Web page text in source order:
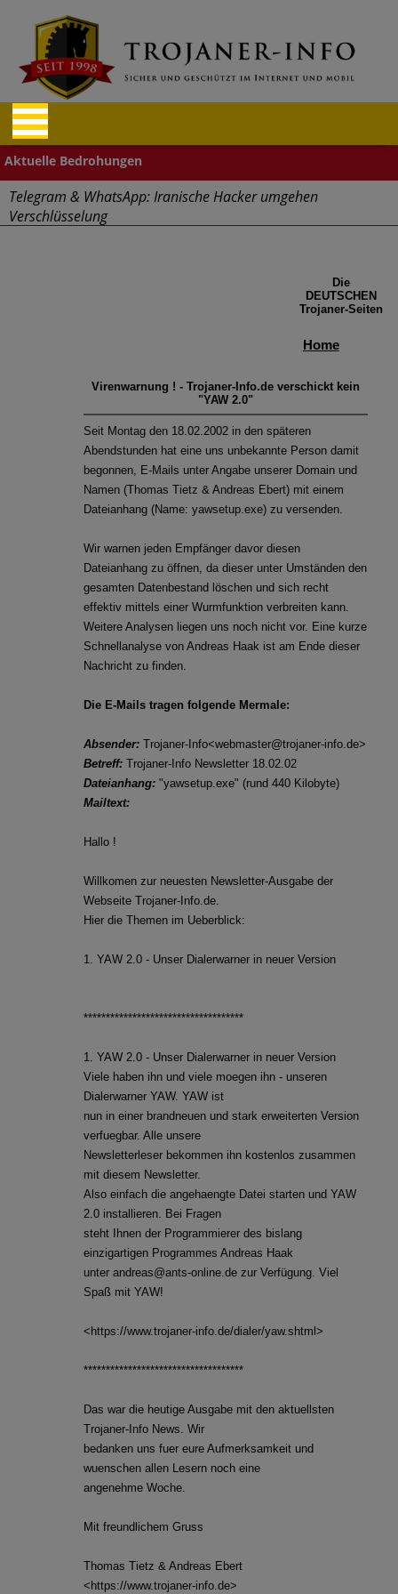
Telegram & WhatsApp: Iranische Hacker umgehen
Verschlüsselung
Cyberangriffe – Finanz- und Reisebranche betroffen
Phishing-Mails im Namen der Personalabteilung
Corona-Warn-Apps im Fokus
Zielgerichtete Attacken: Zero-Day-Exploits im Betriebssystem
von Windows und im Internet Explorer
Neue Studie zeigt: Gefährlicher Leichtsinn im Umgang mit
Bürodruckern
Malware Trends 2020: Ransomware, Datendiebstahl an
Universitäten und Banking Trojaner sind im Umlauf
Die
DEUTSCHEN
Trojaner-Seiten
Home
Virenwarnung ! - Trojaner-Info.de verschickt kein
"YAW 2.0"
Seit Montag den 18.02.2002 in den späteren
Abendstunden hat eine uns unbekannte Person damit
begonnen, E-Mails unter Angabe unserer Domain und
Namen (Thomas Tietz & Andreas Ebert) mit einem
Dateianhang (Name: yawsetup.exe) zu versenden.
Wir warnen jeden Empfänger davor diesen
Dateianhang zu öffnen, da dieser unter Umständen den
gesamten Datenbestand löschen und sich recht
effektiv mittels einer Wurmfunktion verbreiten kann.
Weitere Analysen liegen uns noch nicht vor. Eine kurze
Schnellanalyse von Andreas Haak ist am Ende dieser
Nachricht zu finden.
Die E-Mails tragen folgende Mermale:
Absender: Trojaner-Info<webmaster@trojaner-info.de>
Betreff: Trojaner-Info Newsletter 18.02.02
Dateianhang: "yawsetup.exe" (rund 440 Kilobyte)
Mailtext:
Hallo !
Willkomen zur neuesten Newsletter-Ausgabe der
Webseite Trojaner-Info.de.
Hier die Themen im Ueberblick:
1. YAW 2.0 - Unser Dialerwarner in neuer Version
************************************
1. YAW 2.0 - Unser Dialerwarner in neuer Version
Viele haben ihn und viele moegen ihn - unseren
Dialerwarner YAW. YAW ist
nun in einer brandneuen und stark erweiterten Version
verfuegbar. Alle unsere
Newsletterleser bekommen ihn kostenlos zusammen
mit diesem Newsletter.
Also einfach die angehaengte Datei starten und YAW
2.0 installieren. Bei Fragen
steht Ihnen der Programmierer des bislang
einzigartigen Programmes Andreas Haak
unter andreas@ants-online.de zur Verfügung. Viel
Spaß mit YAW!
<https://www.trojaner-info.de/dialer/yaw.shtml>
************************************
Das war die heutige Ausgabe mit den aktuellsten
Trojaner-Info News. Wir
bedanken uns fuer eure Aufmerksamkeit und
wuenschen allen Lesern noch eine
angenehme Woche.
Mit freundlichem Gruss
Thomas Tietz & Andreas Ebert
<https://www.trojaner-info.de>